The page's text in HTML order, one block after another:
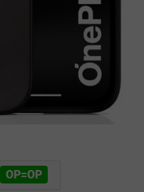
OP=OP